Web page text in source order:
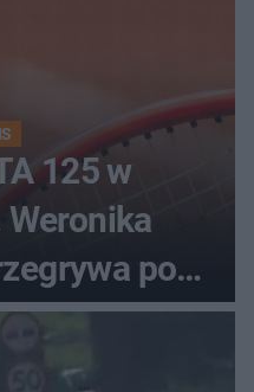
125 w
po
boju